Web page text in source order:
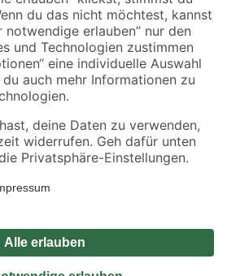
MwSt.. Die dargestellten Angebote sind unter
Die angegebenen Verfügbarkeiten beziehen
gilt nicht für Artikel mit Speditionsversand, hier
Impressum
Vertrag widerrufen